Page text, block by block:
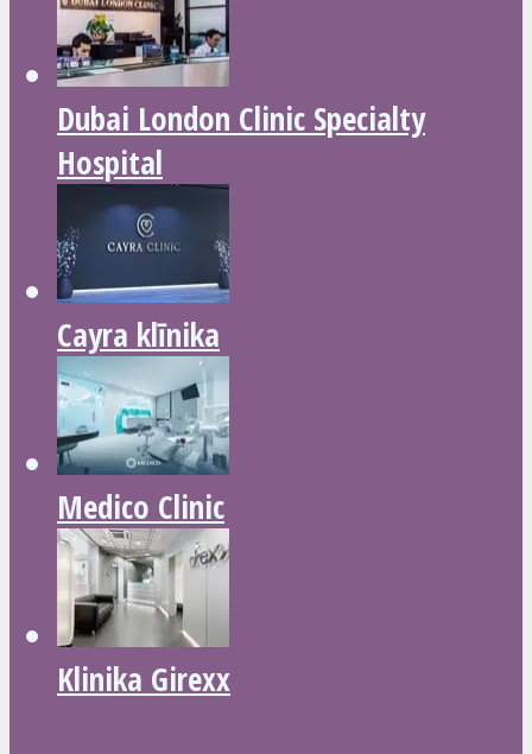
Dubai London Clinic Specialty
Hospital
Cayra klīnika
Medico Clinic
Klinika Girexx